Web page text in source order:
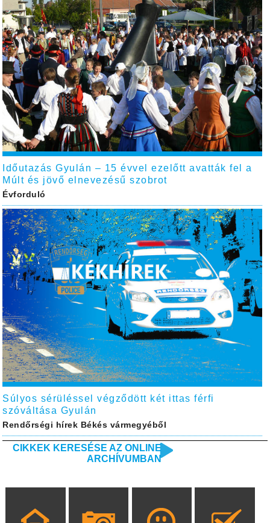
Időutazás Gyulán – 15 évvel ezelőtt avatták fel a
Múlt és jövő elnevezésű szobrot
Évforduló
Súlyos sérüléssel végződött két ittas férfi
szóváltása Gyulán
Rendőrségi hírek Békés vármegyéből
CIKKEK KERESÉSE AZ ONLINE
ARCHÍVUMBAN